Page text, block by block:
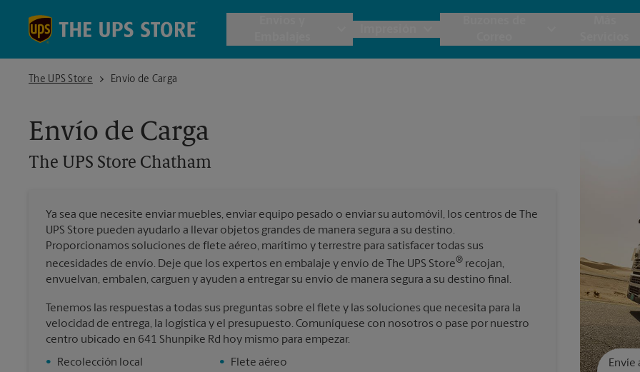
Envío Internacional
Todos los Servicios de Envío y Embalaje
Tarjetas Postales
Tarjetas Comerciales
Todos los Servicios de Impresión
The UPS Store
The UPS Store ChathamEnvío de Carga
Envío de Carga
The UPS Store Chatham
Ya sea que necesite enviar muebles, enviar equipo pesado o enviar su automóvil, los centros de The
UPS Store pueden ayudarlo a llevar objetos grandes de manera segura a su destino.
Proporcionamos soluciones de flete aéreo, marítimo y terrestre para satisfacer todas sus
necesidades de envío. Deje que los expertos en embalaje y envío de The UPS Store® recojan,
envuelvan, embalen, carguen y ayuden a entregar su envío de manera segura a su destino final.
Tenemos las respuestas a todas sus preguntas sobre el flete y las soluciones que necesita para la
velocidad de entrega, la logística y el presupuesto. Comuníquese con nosotros o pase por nuestro
centro ubicado en 641 Shunpike Rd hoy mismo para empezar.
•
Recolección local
•
Flete aéreo
Envíe